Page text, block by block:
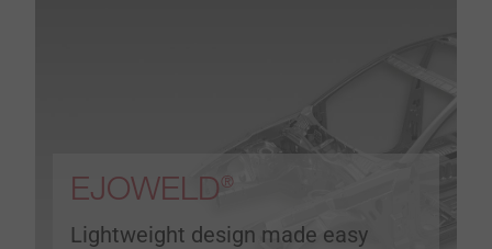
EJOWELD®
Lightweight design made easy